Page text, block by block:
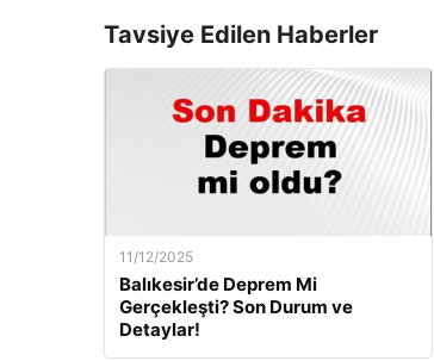
Tavsiye Edilen Haberler
11/12/2025
Balıkesir’de Deprem Mi
Gerçekleşti? Son Durum ve
Detaylar!